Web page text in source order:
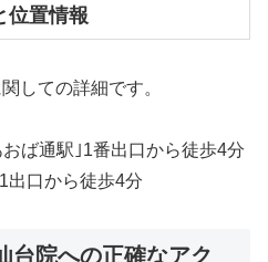
位置情報
しての詳細です。
ば通駅｣1番出口から徒歩4分
出口から徒歩4分
台院への正確なアク